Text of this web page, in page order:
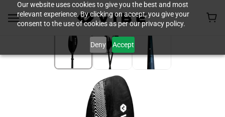
Our website uses cookies to give you the best and most
relevant experience. By clicking on accept, you give your
consent to the use of cookies as per our privacy policy.
Deny Accept